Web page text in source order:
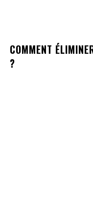
COMMENT
?